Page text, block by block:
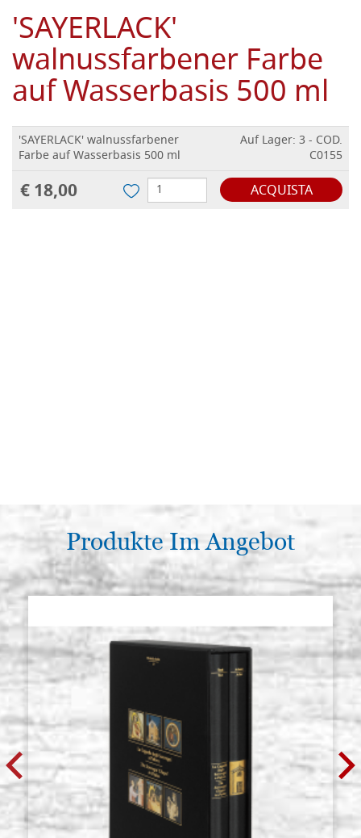
'SAYERLACK'
walnussfarbener Farbe
auf Wasserbasis 500 ml
'SAYERLACK' walnussfarbener
Farbe auf Wasserbasis 500 ml
Auf Lager: 3 - COD.
C0155
€ 18,00 ACQUISTA
Produkte Im Angebot